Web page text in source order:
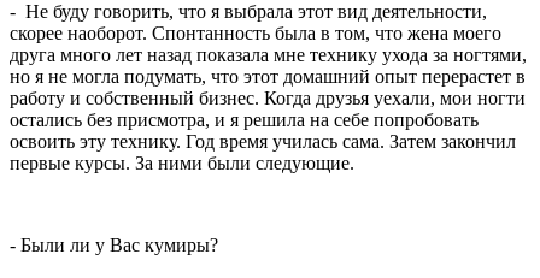
- Не буду говорить, что я выбрала этот вид деятельности,
скорее наоборот. Спонтанность была в том, что жена моего
друга много лет назад показала мне технику ухода за ногтями,
но я не могла подумать, что этот домашний опыт перерастет в
работу и собственный бизнес. Когда друзья уехали, мои ногти
остались без присмотра, и я решила на себе попробовать
освоить эту технику. Год время училась сама. Затем закончил
первые курсы. За ними были следующие.
- Были ли у Вас кумиры?